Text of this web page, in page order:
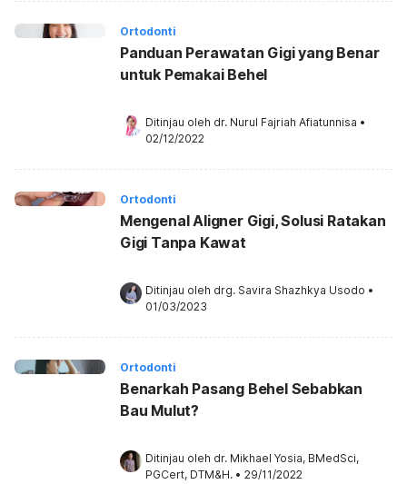
Ortodonti
Panduan Perawatan Gigi yang Benar
untuk Pemakai Behel
Ditinjau oleh dr. Nurul Fajriah Afiatunnisa •
02/12/2022
Ortodonti
Mengenal Aligner Gigi, Solusi Ratakan
Gigi Tanpa Kawat
Ditinjau oleh drg. Savira Shazhkya Usodo •
01/03/2023
Ortodonti
Benarkah Pasang Behel Sebabkan
Bau Mulut?
Ditinjau oleh dr. Mikhael Yosia, BMedSci,
PGCert, DTM&H. • 29/11/2022